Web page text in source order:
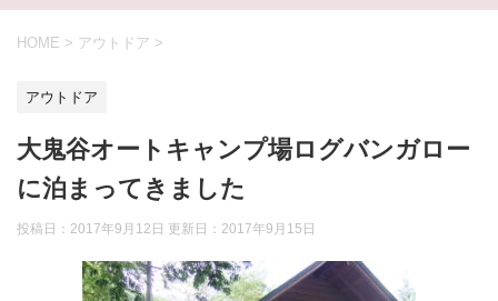
HOME > アウトドア >
アウトドア
大鬼谷オートキャンプ場ログバンガロー
に泊まってきました
投稿日：2017年9月12日 更新日： 2017年9月15日